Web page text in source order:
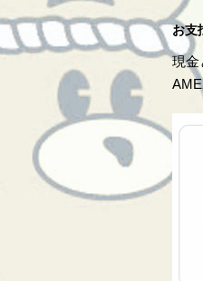
お支
現金